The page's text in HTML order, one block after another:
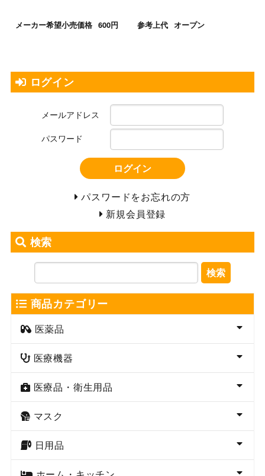
メーカー希望小売価格 600円 参考上代 オープン
ログイン
メールアドレス
パスワード
ログイン
パスワードをお忘れの方
新規会員登録
検索
検索
商品カテゴリー
医薬品
医療機器
医療品・衛生用品
マスク
日用品